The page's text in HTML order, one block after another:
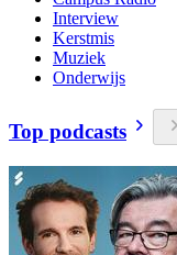
Interview
Kerstmis
Muziek
Onderwijs
Top podcasts